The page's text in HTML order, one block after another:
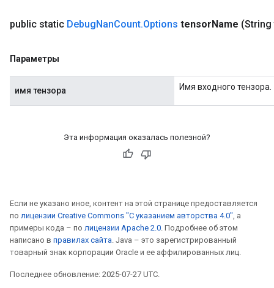
public static DebugNanCount.Options tensorName
Параметры
имя тензора Имя входного тензора.
Эта информация оказалась полезной?
Если не указано иное, контент на этой странице предоставляется
по лицензии Creative Commons "С указанием авторства 4.0", а
примеры кода – по лицензии Apache 2.0. Подробнее об этом
написано в правилах сайта. Java – это зарегистрированный
товарный знак корпорации Oracle и ее аффилированных лиц.
Последнее обновление: 2025-07-27 UTC.